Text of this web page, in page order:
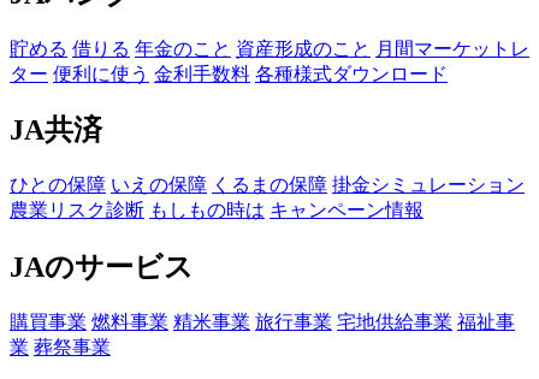
貯める 借りる 年金のこと 資産形成のこと 月間マーケットレ
ター 便利に使う 金利手数料 各種様式ダウンロード
JA共済
ひとの保障 いえの保障 くるまの保障 掛金シミュレーション
農業リスク診断 もしもの時は キャンペーン情報
JAのサービス
購買事業 燃料事業 精米事業 旅行事業 宅地供給事業 福祉事
業 葬祭事業